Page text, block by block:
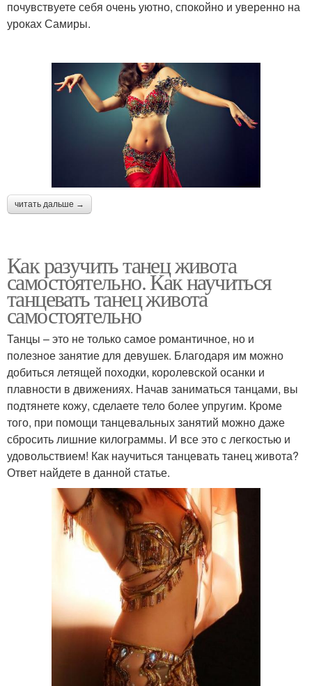
почувствуете себя очень уютно, спокойно и уверенно на
уроках Самиры.
читать дальше →
Как разучить танец живота
самостоятельно. Как научиться
танцевать танец живота
самостоятельно
Танцы – это не только самое романтичное, но и
полезное занятие для девушек. Благодаря им можно
добиться летящей походки, королевской осанки и
плавности в движениях. Начав заниматься танцами, вы
подтянете кожу, сделаете тело более упругим. Кроме
того, при помощи танцевальных занятий можно даже
сбросить лишние килограммы. И все это с легкостью и
удовольствием! Как научиться танцевать танец живота?
Ответ найдете в данной статье.